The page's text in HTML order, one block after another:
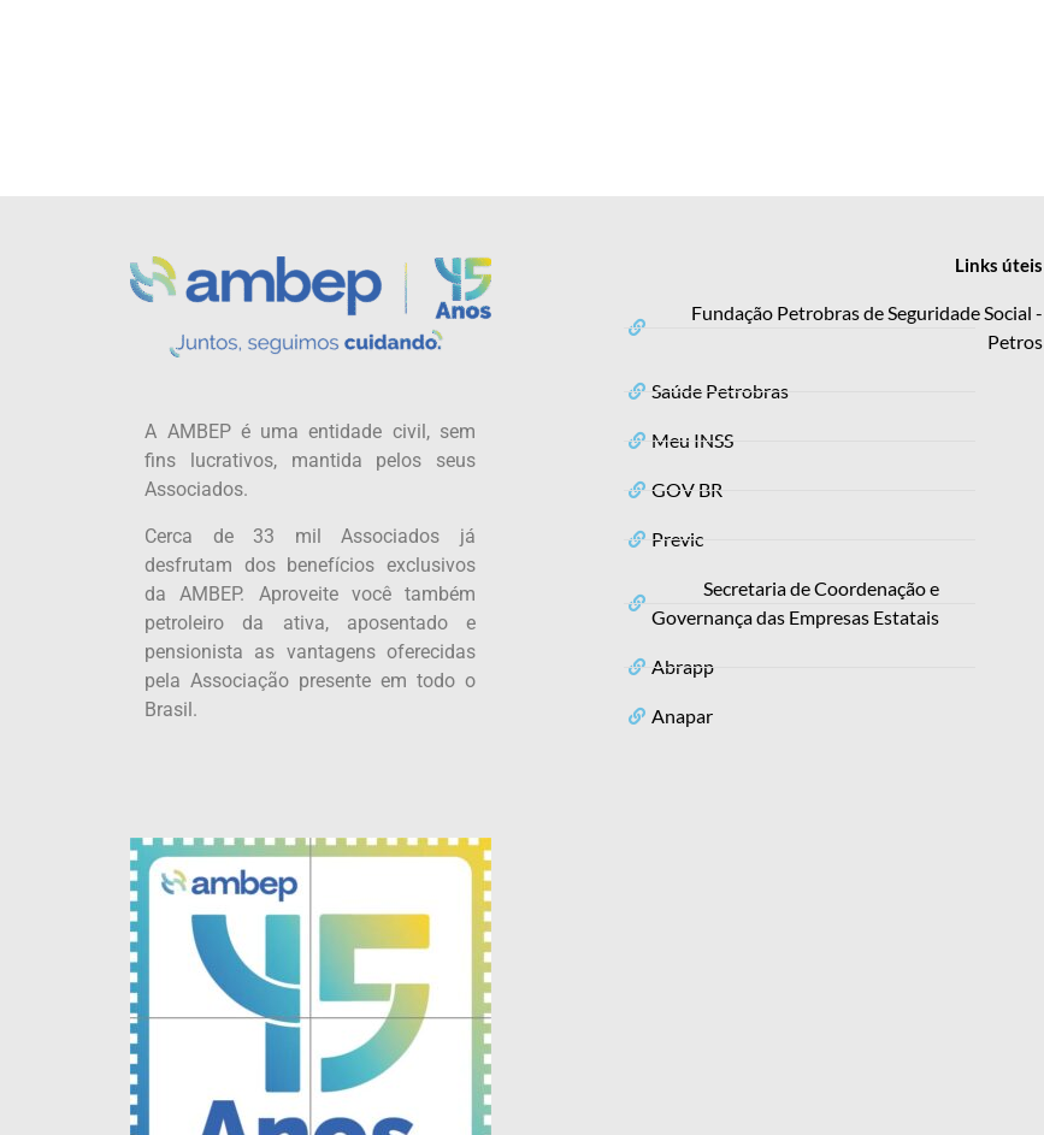
A AMBEP é uma entidade civil, sem
fins lucrativos, mantida pelos seus
Associados.
Cerca de 33 mil Associados já
desfrutam dos benefícios exclusivos
da AMBEP. Aproveite você também
petroleiro da ativa, aposentado e
pensionista as vantagens oferecidas
pela Associação presente em todo o
Brasil.
Links úteis
Fundação Petrobras de Seguridade Social -
Petros
Saúde Petrobras
Meu INSS
GOV BR
Previc
Secretaria de Coordenação e
Governança das Empresas Estatais
Abrapp
Anapar